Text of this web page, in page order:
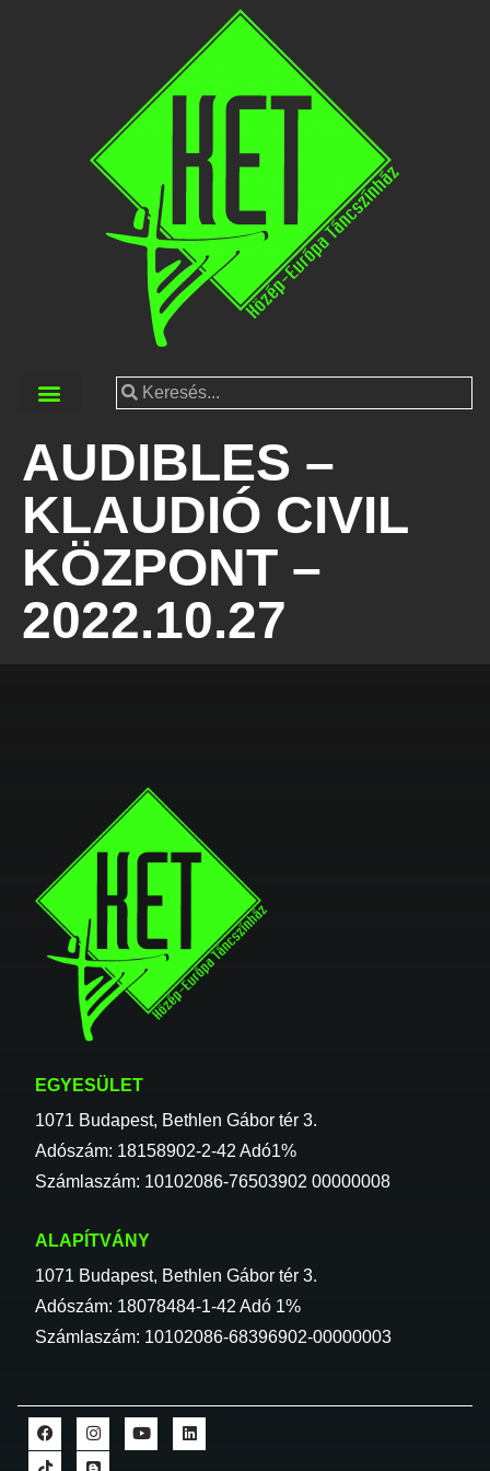
AUDIBLES –
KLAUDIÓ CIVIL
KÖZPONT –
2022.10.27
EGYESÜLET
1071 Budapest, Bethlen Gábor tér 3.
Adószám: 18158902-2-42 Adó1%
Számlaszám: 10102086-76503902 00000008
ALAPÍTVÁNY
1071 Budapest, Bethlen Gábor tér 3.
Adószám: 18078484-1-42 Adó 1%
Számlaszám: 10102086-68396902-00000003